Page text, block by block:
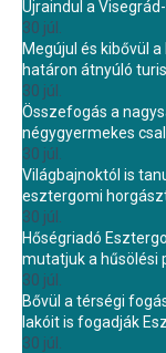
Újraindul a
30 júl.
Megújul és kibővül
határon átnyúló
30 júl.
Összefogás a
négygyermekes
30 júl.
Világbajnoktól is
esztergomi
30 júl.
Hőségriadó
mutatjuk a hűsölési
30 júl.
Bővül a térségi
lakóit is fogadják
30 júl.